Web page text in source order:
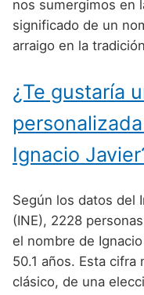
Nombres de
Nombres de
Nombres
Nombres de
Nombres de
Nombres
Nombres de
nos sumergimos en
significado de un
arraigo en la
¿Te gustaría
Ignacio
Según los datos del
(INE), 2228
el nombre de
50.1 años. Esta cifra
clásico, de una